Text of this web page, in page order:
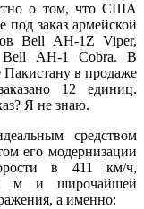
о том, что США
под заказ армейской
Bell AH-1Z Viper,
Bell AH-1 Cobra. В
в продаже
12 единиц.
Я не знаю.
средством
его модернизации
в 411 км/ч,
м и широчайшей
а именно: